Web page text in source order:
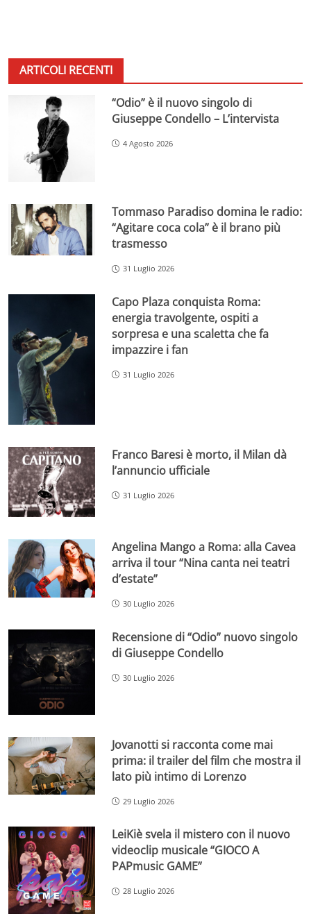
ARTICOLI RECENTI
“Odio” è il nuovo singolo di
Giuseppe Condello – L’intervista
4 Agosto 2026
Tommaso Paradiso domina le radio:
“Agitare coca cola” è il brano più
trasmesso
31 Luglio 2026
Capo Plaza conquista Roma:
energia travolgente, ospiti a
sorpresa e una scaletta che fa
impazzire i fan
31 Luglio 2026
Franco Baresi è morto, il Milan dà
l’annuncio ufficiale
31 Luglio 2026
Angelina Mango a Roma: alla Cavea
arriva il tour “Nina canta nei teatri
d’estate”
30 Luglio 2026
Recensione di “Odio” nuovo singolo
di Giuseppe Condello
30 Luglio 2026
Jovanotti si racconta come mai
prima: il trailer del film che mostra il
lato più intimo di Lorenzo
29 Luglio 2026
LeiKiè svela il mistero con il nuovo
videoclip musicale “GIOCO A
PAPmusic GAME”
28 Luglio 2026